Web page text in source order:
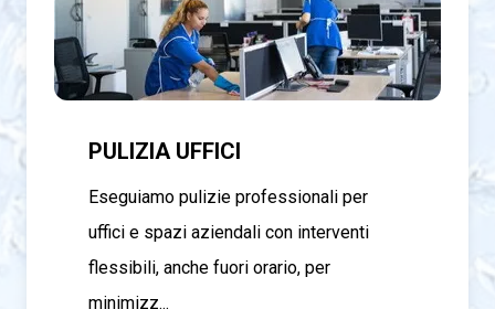
PULIZIA UFFICI
Eseguiamo pulizie professionali per
uffici e spazi aziendali con interventi
flessibili, anche fuori orario, per
minimizz...